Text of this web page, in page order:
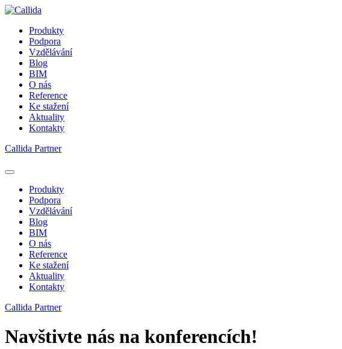
Produkty
Podpora
Vzdělávání
Blog
BIM
O nás
Reference
Ke stažení
Aktuality
Kontakty
Callida Partner
Produkty
Podpora
Vzdělávání
Blog
BIM
O nás
Reference
Ke stažení
Aktuality
Kontakty
Callida Partner
Navštivte nás na konferencích!